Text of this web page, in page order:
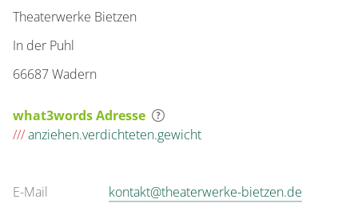
Theaterwerke Bietzen
In der Puhl
66687 Wadern
what3words Adresse
///anziehen.verdichteten.gewicht
E-Mail kontakt@theaterwerke-bietzen.de